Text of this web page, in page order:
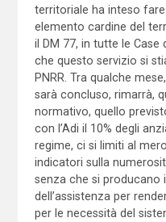
territoriale ha inteso fare
elemento cardine del
il DM 77, in tutte le Case
che questo servizio si
PNRR. Tra qualche
sarà concluso, rimarrà,
normativo, quello
con l’Adi il 10% degli
regime, ci si limiti al
indicatori sulla
senza che si producano
dell’assistenza per
per le necessità del